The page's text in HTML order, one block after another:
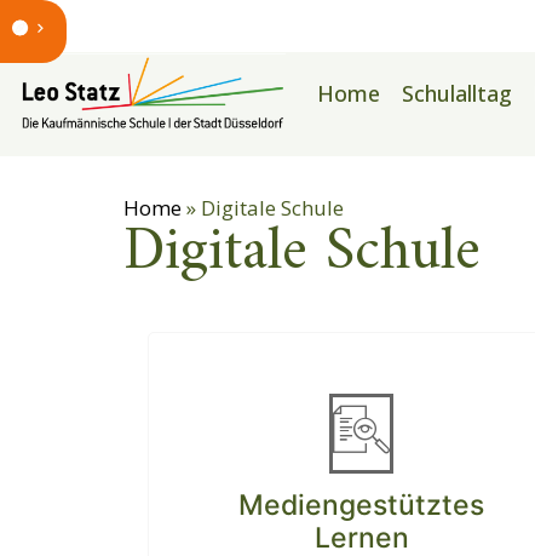
Home Schulalltag
Home» Digitale Schule
Digitale Schule
Mediengestütztes
Lernen